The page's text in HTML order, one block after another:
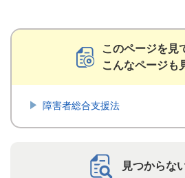
このページを見
こんなページも
障害者総合支援法
見つからな